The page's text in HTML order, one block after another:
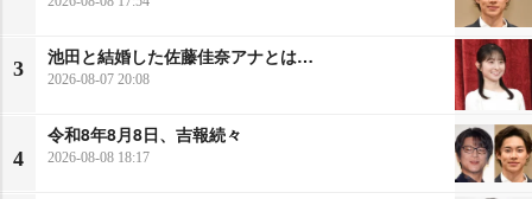
3
池田と結婚した佐藤佳奈アナとは…
2026-08-07 20:08
4
令和8年8月8日、吉報続々
2026-08-08 18:17